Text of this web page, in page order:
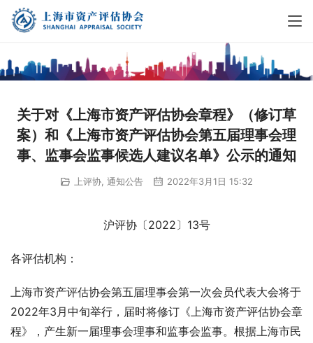
关于对《上海市资产评估协会章程》（修订草
案）和《上海市资产评估协会第五届理事会理
事、监事会监事候选人建议名单》公示的通知
上评协 通知公告 2022年3月1日 15:32
沪评协〔2022〕13号
各评估机构：
上海市资产评估协会第五届理事会第一次会员代表大会将于
2022年3月中旬举行，届时将修订《上海市资产评估协会章
程》，产生新一届理事会理事和监事会监事。根据上海市民